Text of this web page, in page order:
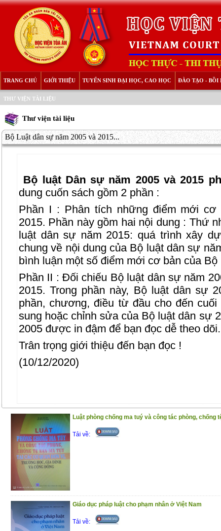
TRANG CHỦ GIỚI THIỆU TUYỂN SINH ĐẠI HỌC, CAO HỌC ĐÀO TẠO - BỒI
THƯ VIỆN TÀI LIỆU
Thư viện tài liệu
Bộ Luật dân sự năm 2005 và 2015...
Bộ luật Dân sự năm 2005 và 2015
dung cuốn sách gồm 2 phần :
Phần I : Phân tích những điểm mới
2015. Phần này gồm hai nội dung : Thứ
luật dân sự năm 2015: quá trình xây
chung về nội dung của Bộ luật dân sự
bình luận một số điểm mới cơ bản của
Phần II : Đối chiếu Bộ luật dân sự năm
2015. Trong phần này, Bộ luật dân sự
phần, chương, điều từ đầu cho đến
sung hoặc chỉnh sửa của Bộ luật dân sự
2005 được in đậm để bạn đọc dễ theo dõi.
Trân trọng giới thiệu đến bạn đọc !
(10/12/2020)
Luật phòng chống ma tuý và công tác phòng, chống
Tải về:
Giáo dục pháp luật cho phạm nhân ở Việt Nam
Tải về: